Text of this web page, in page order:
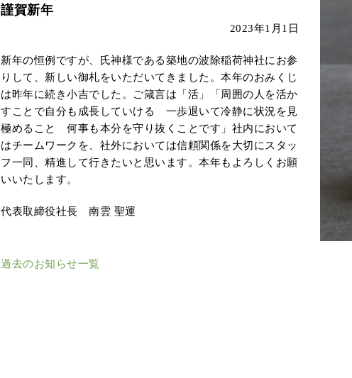
謹賀新年
2023年1月1日
新年の恒例ですが、氏神様である築地の波除稲荷神社にお参
りして、新しい御札をいただいてきました。本年のおみくじ
は昨年に続き小吉でした。ご箴言は「活」「周囲の人を活か
すことで自分も成長していける 一歩退いて冷静に状況を見
極めること 何事も本分を守り抜くことです」社内において
はチームワークを、社外においては信頼関係を大切にスタッ
フ一同、精進して行きたいと思います。本年もよろしくお願
いいたします。
代表取締役社長 南雲 聖運
過去のお知らせ一覧